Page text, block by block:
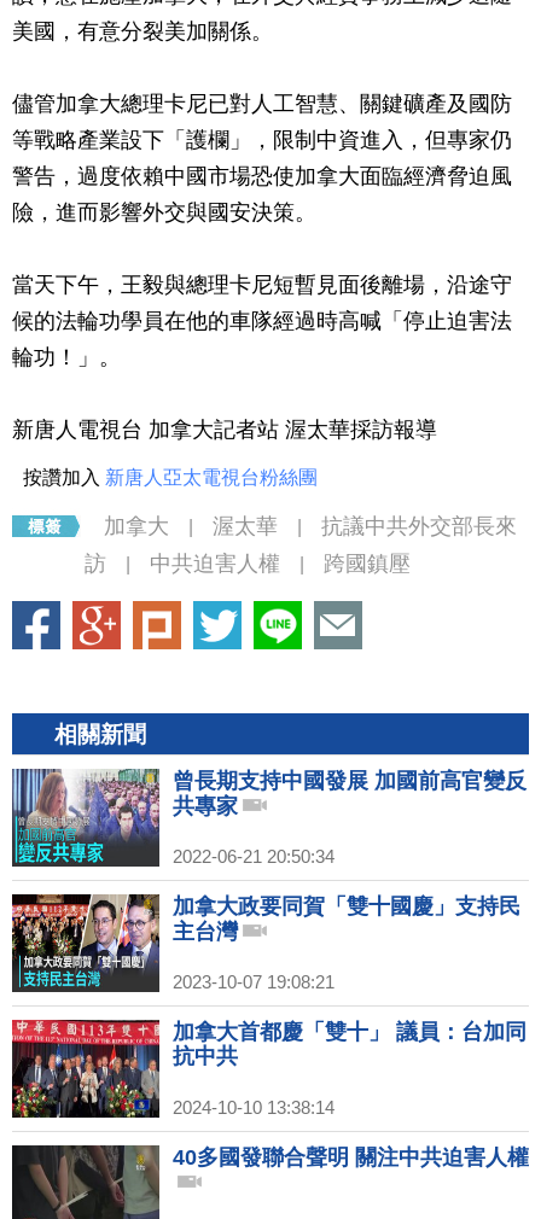
美國，有意分裂美加關係。
儘管加拿大總理卡尼已對人工智慧、關鍵礦產及國防
等戰略產業設下「護欄」，限制中資進入，但專家仍
警告，過度依賴中國市場恐使加拿大面臨經濟脅迫風
險，進而影響外交與國安決策。
當天下午，王毅與總理卡尼短暫見面後離場，沿途守
候的法輪功學員在他的車隊經過時高喊「停止迫害法
輪功！」。
新唐人電視台 加拿大記者站 渥太華採訪報導
按讚加入 新唐人亞太電視台粉絲團
加拿大 渥太華
抗議中共外交部長來
訪
中共迫害人權 跨國鎮壓
相關新聞
曾長期支持中國發展 加國前高官變反
共專家
2022-06-21 20:50:34
加拿大政要同賀「雙十國慶」支持民
主台灣
2023-10-07 19:08:21
加拿大首都慶「雙十」 議員：台加同
抗中共
2024-10-10 13:38:14
40多國發聯合聲明 關注中共迫害人權